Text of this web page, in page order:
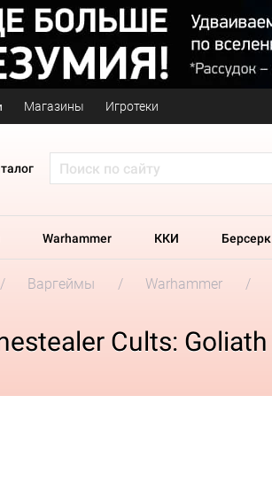
Магазины Игротеки
Warhammer ККИ Берсерк
Варгеймы Warhammer
Cults: Goliath